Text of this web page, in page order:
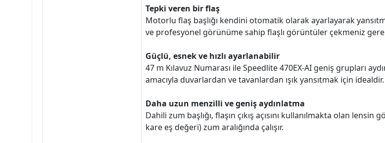
Tepki veren bir flaş
Motorlu flaş başlığı kendini otomatik olarak ayarlayarak
ve profesyonel görünüme sahip flaşlı görüntüler çekmeniz
Güçlü, esnek ve hızlı ayarlanabilir
47 m Kılavuz Numarası ile Speedlite 470EX-AI geniş grupları
amacıyla duvarlardan ve tavanlardan ışık yansıtmak için idealdir.
Daha uzun menzilli ve geniş aydınlatma
Dahili zum başlığı, flaşın çıkış açısını kullanılmakta olan
kare eş değeri) zum aralığında çalışır.